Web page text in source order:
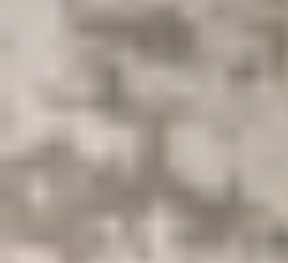
Chế độ 'Không
Ngày đăng:
Theo dõi XTMobile trên